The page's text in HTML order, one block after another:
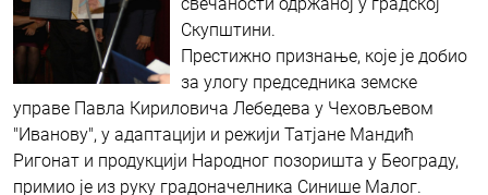
Скупштини.
Престижно признање, које је добио
за улогу председника земске
управе Павла Кириловича Лебедева у Чеховљевом
"Иванову", у адаптацији и режији Татјане Мандић
Ригонат и продукцији Народног позоришта у Београду,
примио је из руку градоначелника Синише Малог.